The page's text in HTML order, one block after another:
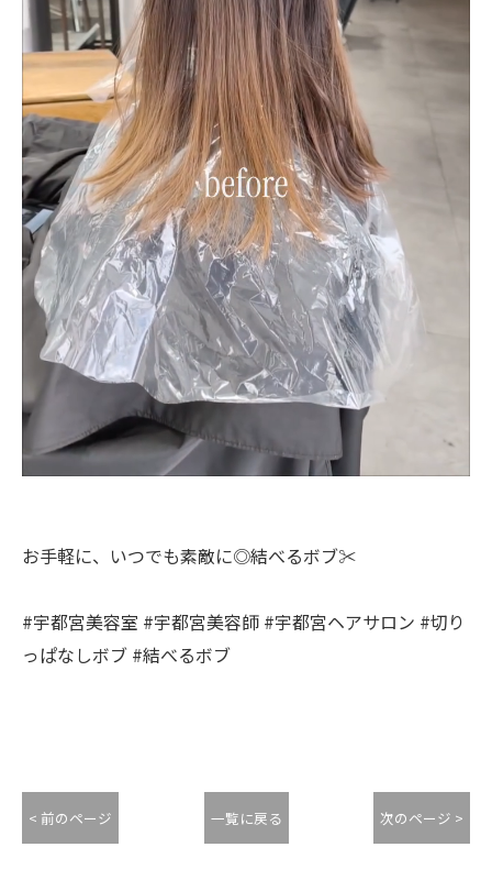
お手軽に、いつでも素敵に◎結べるボブ✂
#宇都宮美容室 #宇都宮美容師 #宇都宮ヘアサロン #切り
っぱなしボブ #結べるボブ
< 前のページ 一覧に戻る 次のページ >